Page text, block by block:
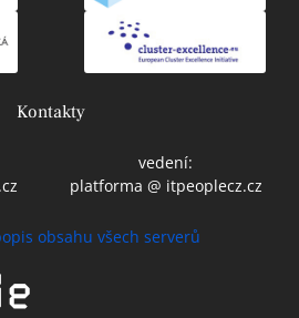
Kontakty
vedení:
platforma @ itpeoplecz.cz
obsahu všech serverů